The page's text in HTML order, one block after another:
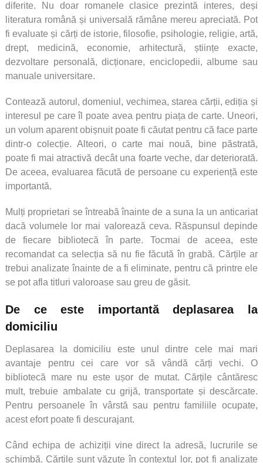
diferite. Nu doar romanele clasice prezintă interes, deși
literatura română și universală rămâne mereu apreciată. Pot
fi evaluate și cărți de istorie, filosofie, psihologie, religie, artă,
drept, medicină, economie, arhitectură, științe exacte,
dezvoltare personală, dicționare, enciclopedii, albume sau
manuale universitare.
Contează autorul, domeniul, vechimea, starea cărții, ediția și
interesul pe care îl poate avea pentru piața de carte. Uneori,
un volum aparent obișnuit poate fi căutat pentru că face parte
dintr-o colecție. Alteori, o carte mai nouă, bine păstrată,
poate fi mai atractivă decât una foarte veche, dar deteriorată.
De aceea, evaluarea făcută de persoane cu experiență este
importantă.
Mulți proprietari se întreabă înainte de a suna la un anticariat
dacă volumele lor mai valorează ceva. Răspunsul depinde
de fiecare bibliotecă în parte. Tocmai de aceea, este
recomandat ca selecția să nu fie făcută în grabă. Cărțile ar
trebui analizate înainte de a fi eliminate, pentru că printre ele
se pot afla titluri valoroase sau greu de găsit.
De ce este importantă deplasarea la
domiciliu
Deplasarea la domiciliu este unul dintre cele mai mari
avantaje pentru cei care vor să vândă cărți vechi. O
bibliotecă mare nu este ușor de mutat. Cărțile cântăresc
mult, trebuie ambalate cu grijă, transportate și descărcate.
Pentru persoanele în vârstă sau pentru familiile ocupate,
acest efort poate fi descurajant.
Când echipa de achiziții vine direct la adresă, lucrurile se
schimbă. Cărțile sunt văzute în contextul lor, pot fi analizate